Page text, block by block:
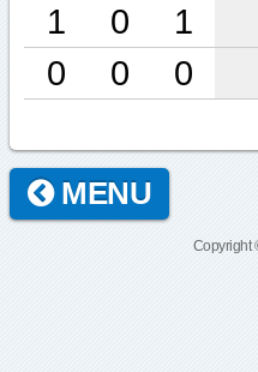
1
0 1
0
0 0
MENU
Copyright